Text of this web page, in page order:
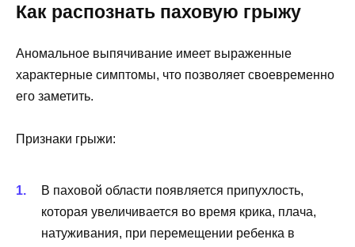
Как распознать паховую грыжу
Аномальное выпячивание имеет выраженные
характерные симптомы, что позволяет своевременно
его заметить.
Признаки грыжи:
В паховой области появляется припухлость,
которая увеличивается во время крика, плача,
натуживания, при перемещении ребенка в